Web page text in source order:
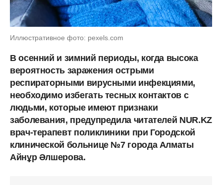
Иллюстративное фото: pexels.com
В осенний и зимний периоды, когда высока
вероятность заражения острыми
респираторными вирусными инфекциями,
необходимо избегать тесных контактов с
людьми, которые имеют признаки
заболевания, предупредила читателей NUR.KZ
врач-терапевт поликлиники при Городской
клинической больнице №7 города Алматы
Айнұр Әлшерова.